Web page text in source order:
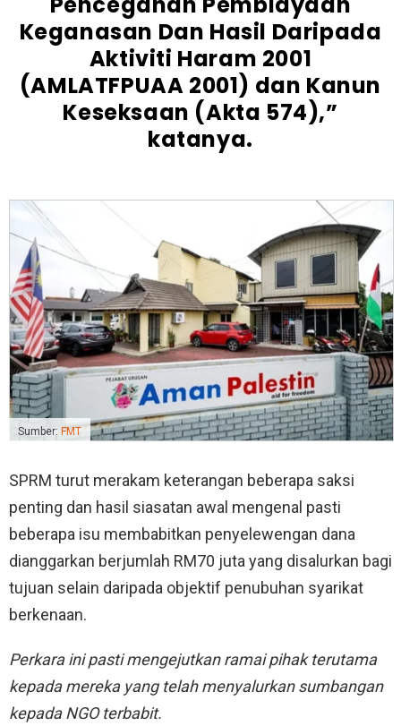
Keganasan Dan Hasil Daripada
Aktiviti Haram 2001
(AMLATFPUAA 2001) dan Kanun
Keseksaan (Akta 574),”
katanya.
Sumber: FMT
SPRM turut merakam keterangan beberapa saksi
penting dan hasil siasatan awal mengenal pasti
beberapa isu membabitkan penyelewengan dana
dianggarkan berjumlah RM70 juta yang disalurkan bagi
tujuan selain daripada objektif penubuhan syarikat
berkenaan.
Perkara ini pasti mengejutkan ramai pihak terutama
kepada mereka yang telah menyalurkan sumbangan
kepada NGO terbabit.